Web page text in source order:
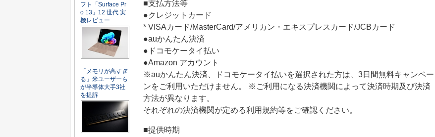
■支払方法等
●クレジットカード
* VISAカード/MasterCard/アメリカン・エキスプレスカード/JCBカード
●auかんたん決済
●ドコモケータイ払い
●Amazon アカウント
※auかんたん決済、ドコモケータイ払いを選択された方は、3日間無料キャンペー
ンをご利用いただけません。 ※ご利用になる決済機関によって決済時期及び決済
方法が異なります。
それぞれの決済機関が定める利用規約等をご確認ください。
■提供時期
フト「Surface Pr
o 13」12 世代 実
機レビュー
「メモリが高すぎ
る」米ユーザーら
が半導体大手3社
を提訴